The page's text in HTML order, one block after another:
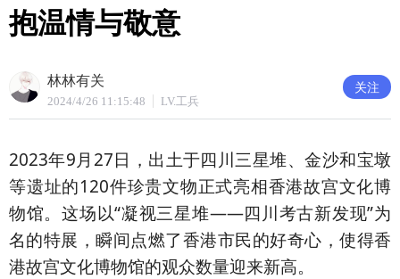
抱温情与敬意
林林有关
2024/4/26 11:15:48 LV.工兵
关注
2023年9月27日，出土于四川三星堆、金沙和宝墩
等遗址的120件珍贵文物正式亮相香港故宫文化博
物馆。这场以“凝视三星堆——四川考古新发现”为
名的特展，瞬间点燃了香港市民的好奇心，使得香
港故宫文化博物馆的观众数量迎来新高。